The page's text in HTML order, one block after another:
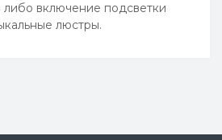
включение подсветки
люстры.